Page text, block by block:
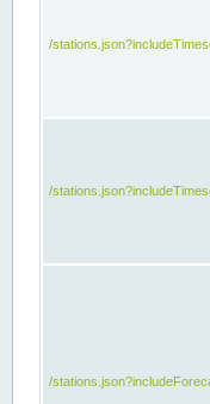
/
/
/